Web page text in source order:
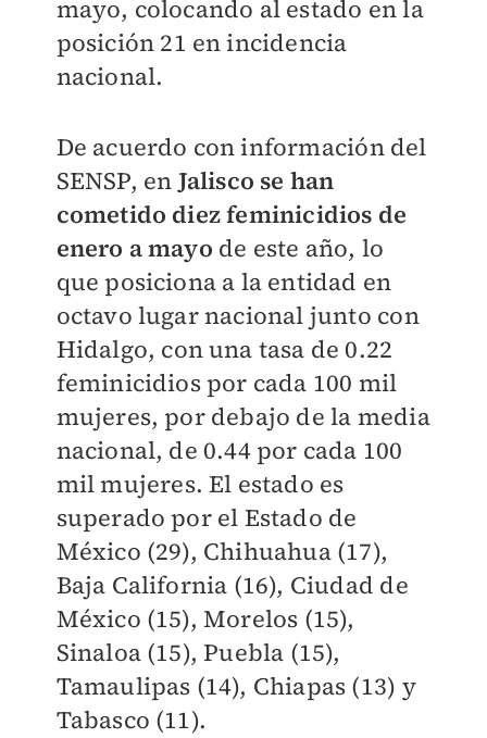
mayo, colocando al estado en la
posición 21 en incidencia
nacional.
De acuerdo con información del
SENSP, en Jalisco se han
cometido diez feminicidios de
enero a mayo de este año, lo
que posiciona a la entidad en
octavo lugar nacional junto con
Hidalgo, con una tasa de 0.22
feminicidios por cada 100 mil
mujeres, por debajo de la media
nacional, de 0.44 por cada 100
mil mujeres. El estado es
superado por el Estado de
México (29), Chihuahua (17),
Baja California (16), Ciudad de
México (15), Morelos (15),
Sinaloa (15), Puebla (15),
Tamaulipas (14), Chiapas (13) y
Tabasco (11).